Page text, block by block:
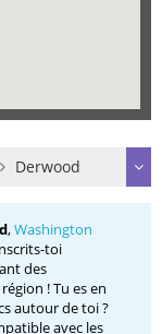
Derwood
,Washington
toi
des
! Tu es en
autour de toi ?
avec les